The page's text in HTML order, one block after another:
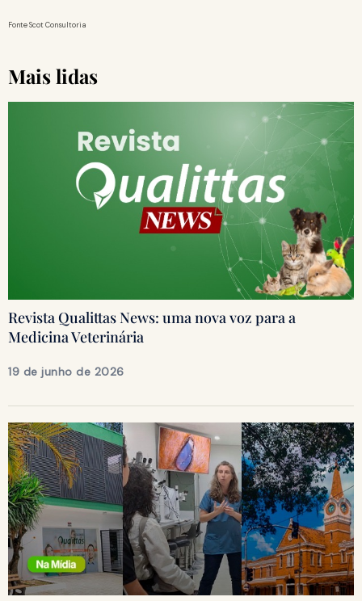
Fonte Scot Consultoria
Mais lidas
Revista Qualittas News: uma nova voz para a
Medicina Veterinária
19 de junho de 2026